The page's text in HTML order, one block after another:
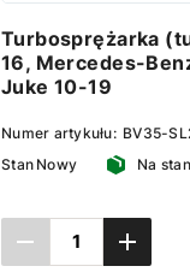
Turbosprężarka
16, Mercedes-
Juke 10-19
Numer artykułu: BV35-
Stan Nowy Na